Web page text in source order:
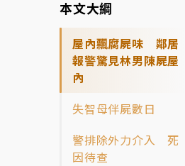
本文大綱
屋內飄腐屍味 鄰居
報警驚見林男陳屍屋
內
失智母伴屍數日
警排除外力介入 死
因待查